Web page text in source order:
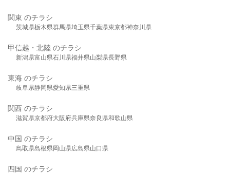
関東 のチラシ
茨城県栃木県群馬県埼玉県千葉県東京都神奈川県
甲信越・北陸 のチラシ
新潟県富山県石川県福井県山梨県長野県
東海 のチラシ
岐阜県静岡県愛知県三重県
関西 のチラシ
滋賀県京都府大阪府兵庫県奈良県和歌山県
中国 のチラシ
鳥取県島根県岡山県広島県山口県
四国 のチラシ